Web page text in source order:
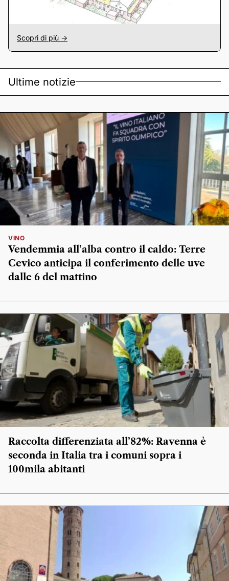
Scopri di più ->
Ultime notizie
VINO
Vendemmia all’alba contro il caldo: Terre
Cevico anticipa il conferimento delle uve
dalle 6 del mattino
Raccolta differenziata all’82%: Ravenna è
seconda in Italia tra i comuni sopra i
100mila abitanti